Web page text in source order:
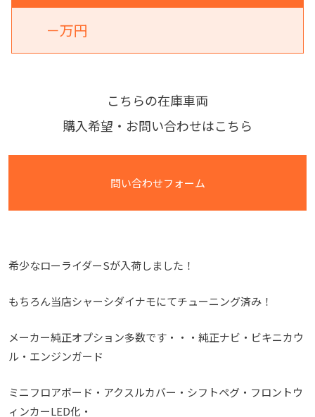
－万円
こちらの在庫車両
購入希望・お問い合わせはこちら
問い合わせフォーム
希少なローライダーSが入荷しました！
もちろん当店シャーシダイナモにてチューニング済み！
メーカー純正オプション多数です・・・純正ナビ・ビキニカウ
ル・エンジンガード
ミニフロアボード・アクスルカバー・シフトペグ・フロントウ
ィンカーLED化・